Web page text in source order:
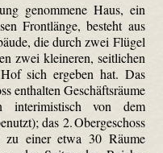
genommene Haus, ein
Frontlänge, besteht aus
die durch zwei Flügel
zwei kleineren, seitlichen
sich ergeben hat. Das
enthalten Geschäftsräume
interimistisch von dem
das 2. Obergeschoss
zu einer etwa 30 Räume